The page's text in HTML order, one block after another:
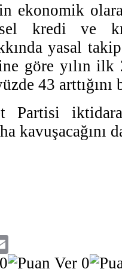
ekonomik
kredi ve
yasal
göre yılın ilk
43
Partisi
kavuşacağını